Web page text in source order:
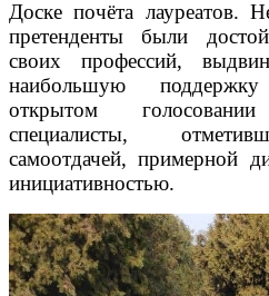
Доске почёта лауреатов.
претенденты были
своих профессий,
наибольшую
открытом
специалисты,
самоотдачей, примерной
инициативностью.